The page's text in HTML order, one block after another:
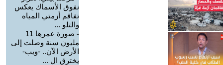
نفوق الأسماك يعكس
تفاقم أزمتي المياه
والتلو ...
-
صورة عمرها 11
مليون سنة وصلت إلى
الأرض الآن.. -ويب-
يخترق ال ...